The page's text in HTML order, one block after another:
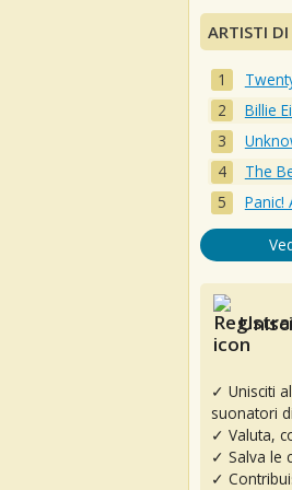
ARTISTI
Billie
The
Panic!
✓ Unisciti
suonatori
✓ Valuta,
✓ Salva le
✓